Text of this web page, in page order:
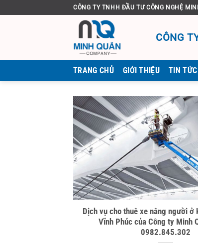
qua
CÔNG TY TNHH ĐẦU TƯ CÔNG NGHỆ
CÔNG
TRANG CHỦ GIỚI THIỆU TIN TỨC
Dịch vụ cho thuê xe nâng người ở
Vĩnh Phúc của Công ty Minh
0982.845.302